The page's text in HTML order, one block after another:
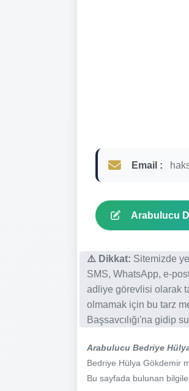
Email :
Arabulucu
⚠️ Dikkat: Sitemizde
SMS, WhatsApp, e-
adliye görevlisi olarak
olmamak için bu tarz
Başsavcılığı'na gidip
Arabulucu Bedriye
Bedriye Hülya Gökdemir
Bu sayfada bulunan